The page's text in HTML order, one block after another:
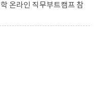
온라인 직무부트캠프 참